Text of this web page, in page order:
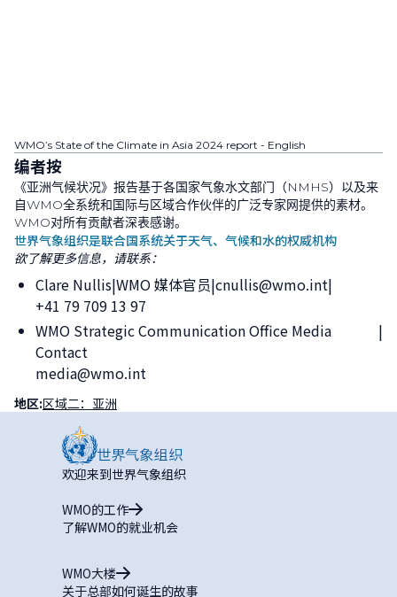
WMO’s State of the Climate in Asia 2024 report - English
编者按
《亚洲气候状况》报告基于各国家气象水文部门（NMHS）以及来
自WMO全系统和国际与区域合作伙伴的广泛专家网提供的素材。
WMO对所有贡献者深表感谢。
世界气象组织是联合国系统关于天气、气候和水的权威机构
欲了解更多信息，请联系：
Clare Nullis WMO 媒体官员 cnullis@wmo.int
+41 79 709 13 97
WMO Strategic Communication Office Media
Contact
media@wmo.int
地区:区域二：亚洲
欢迎来到世界气象组织
WMO的工作
了解WMO的就业机会
WMO大楼
关于总部如何诞生的故事